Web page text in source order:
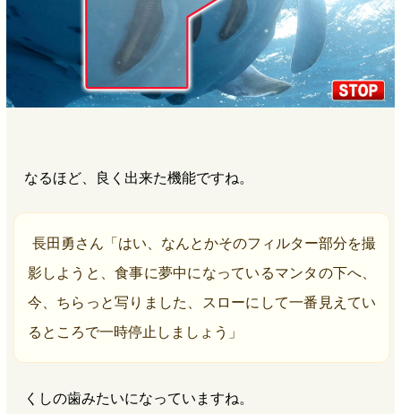
なるほど、良く出来た機能ですね。
長田勇さん「はい、なんとかそのフィルター部分を撮
影しようと、食事に夢中になっているマンタの下へ、
今、ちらっと写りました、スローにして一番見えてい
るところで一時停止しましょう」
くしの歯みたいになっていますね。